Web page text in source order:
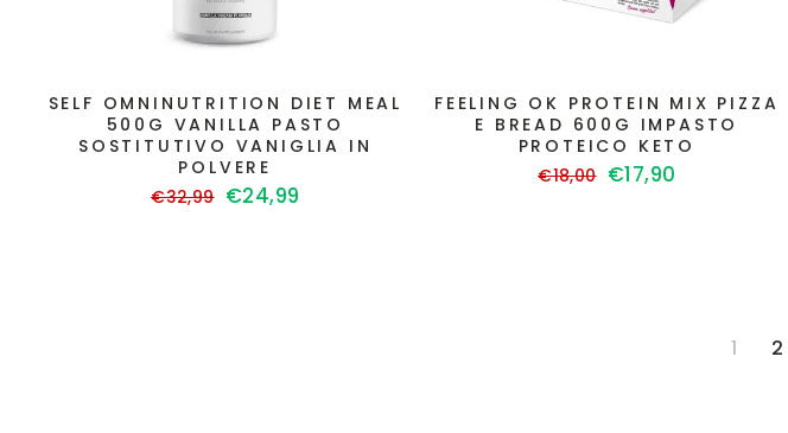
SELF OMNINUTRITION DIET MEAL
500G VANILLA PASTO
SOSTITUTIVO VANIGLIA IN
POLVERE
Prezzo
€32,99 Prezzo
€24,99
FEELING OK PROTEIN MIX PIZZA
E BREAD 600G IMPASTO
PROTEICO KETO
Prezzo
€18,00 Prezzo
€17,90
1 2